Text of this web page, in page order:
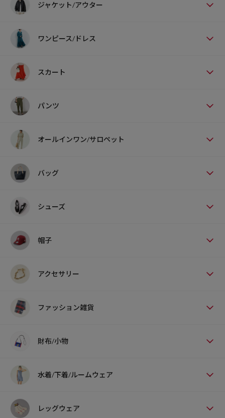
ジャケット/アウター
ワンピース/ドレス
スカート
パンツ
オールインワン/サロペット
バッグ
シューズ
帽子
アクセサリー
ファッション雑貨
財布/小物
水着/下着/ルームウェア
レッグウェア